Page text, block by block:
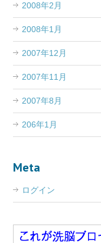
2008年2月
2008年1月
2007年12月
2007年11月
2007年8月
206年1月
Meta
ログイン